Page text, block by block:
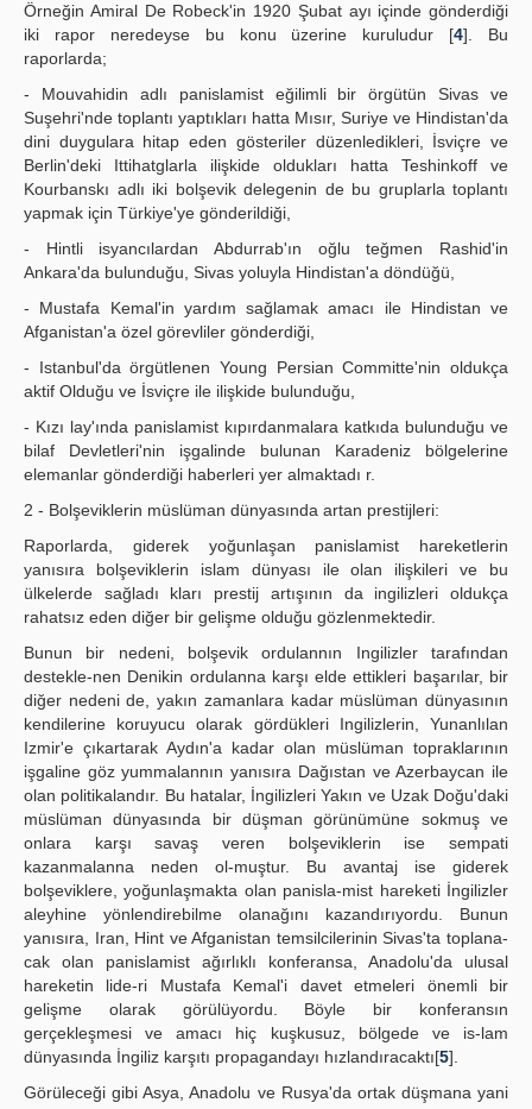
Örneğin Amiral De Robeck'in 1920 Şubat ayı içinde gönderdiği
iki rapor neredeyse bu konu üzerine kuruludur [4]. Bu
raporlarda;
- Mouvahidin adlı panislamist eğilimli bir örgütün Sivas ve
Suşehri'nde toplantı yaptıkları hatta Mısır, Suriye ve Hindistan'da
dini duygulara hitap eden gösteriler düzenledikleri, İsviçre ve
Berlin'deki Ittihatglarla ilişkide oldukları hatta Teshinkoff ve
Kourbanskı adlı iki bolşevik delegenin de bu gruplarla toplantı
yapmak için Türkiye'ye gönderildiği,
- Hintli isyancılardan Abdurrab'ın oğlu teğmen Rashid'in
Ankara'da bulunduğu, Sivas yoluyla Hindistan'a döndüğü,
- Mustafa Kemal'in yardım sağlamak amacı ile Hindistan ve
Afganistan'a özel görevliler gönderdiği,
- Istanbul'da örgütlenen Young Persian Committe'nin oldukça
aktif Olduğu ve İsviçre ile ilişkide bulunduğu,
- Kızı lay'ında panislamist kıpırdanmalara katkıda bulunduğu ve
bilaf Devletleri'nin işgalinde bulunan Karadeniz bölgelerine
elemanlar gönderdiği haberleri yer almaktadı r.
2 - Bolşeviklerin müslüman dünyasında artan prestijleri:
Raporlarda, giderek yoğunlaşan panislamist hareketlerin
yanısıra bolşeviklerin islam dünyası ile olan ilişkileri ve bu
ülkelerde sağladı kları prestij artışının da ingilizleri oldukça
rahatsız eden diğer bir gelişme olduğu gözlenmektedir.
Bunun bir nedeni, bolşevik ordulannın Ingilizler tarafından
destekle-nen Denikin ordulanna karşı elde ettikleri başarılar, bir
diğer nedeni de, yakın zamanlara kadar müslüman dünyasının
kendilerine koruyucu olarak gördükleri Ingilizlerin, Yunanlılan
Izmir'e çıkartarak Aydın'a kadar olan müslüman topraklarının
işgaline göz yummalannın yanısıra Dağıstan ve Azerbaycan ile
olan politikalandır. Bu hatalar, İngilizleri Yakın ve Uzak Doğu'daki
müslüman dünyasında bir düşman görünümüne sokmuş ve
onlara karşı savaş veren bolşeviklerin ise sempati
kazanmalanna neden ol-muştur. Bu avantaj ise giderek
bolşeviklere, yoğunlaşmakta olan panisla-mist hareketi İngilizler
aleyhine yönlendirebilme olanağını kazandırıyordu. Bunun
yanısıra, Iran, Hint ve Afganistan temsilcilerinin Sivas'ta toplana-
cak olan panislamist ağırlıklı konferansa, Anadolu'da ulusal
hareketin lide-ri Mustafa Kemal'i davet etmeleri önemli bir
gelişme olarak görülüyordu. Böyle bir konferansın
gerçekleşmesi ve amacı hiç kuşkusuz, bölgede ve is-lam
dünyasında İngiliz karşıtı propagandayı hızlandıracaktı[5].
Görüleceği gibi Asya, Anadolu ve Rusya'da ortak düşmana yani